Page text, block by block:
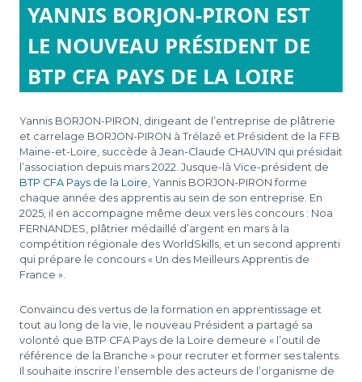
YANNIS BORJON-PIRON EST
LE NOUVEAU PRÉSIDENT DE
BTP CFA PAYS DE LA LOIRE
Yannis BORJON-PIRON, dirigeant de l’entreprise de plâtrerie
et carrelage BORJON-PIRON à Trélazé et Président de la FFB
Maine-et-Loire, succède à Jean-Claude CHAUVIN qui présidait
l’association depuis mars 2022. Jusque-là Vice-président de
BTP CFA Pays de la Loire , Yannis BORJON-PIRON forme
chaque année des apprentis au sein de son entreprise. En
2025, il en accompagne même deux vers les concours : Noa
FERNANDES, plâtrier médaillé d’argent en mars à la
compétition régionale des WorldSkills, et un second apprenti
qui prépare le concours « Un des Meilleurs Apprentis de
France ».
Convaincu des vertus de la formation en apprentissage et
tout au long de la vie, le nouveau Président a partagé sa
volonté que BTP CFA Pays de la Loire demeure « l’outil de
référence de la Branche » pour recruter et former ses talents.
Il souhaite inscrire l’ensemble des acteurs de l’organisme de